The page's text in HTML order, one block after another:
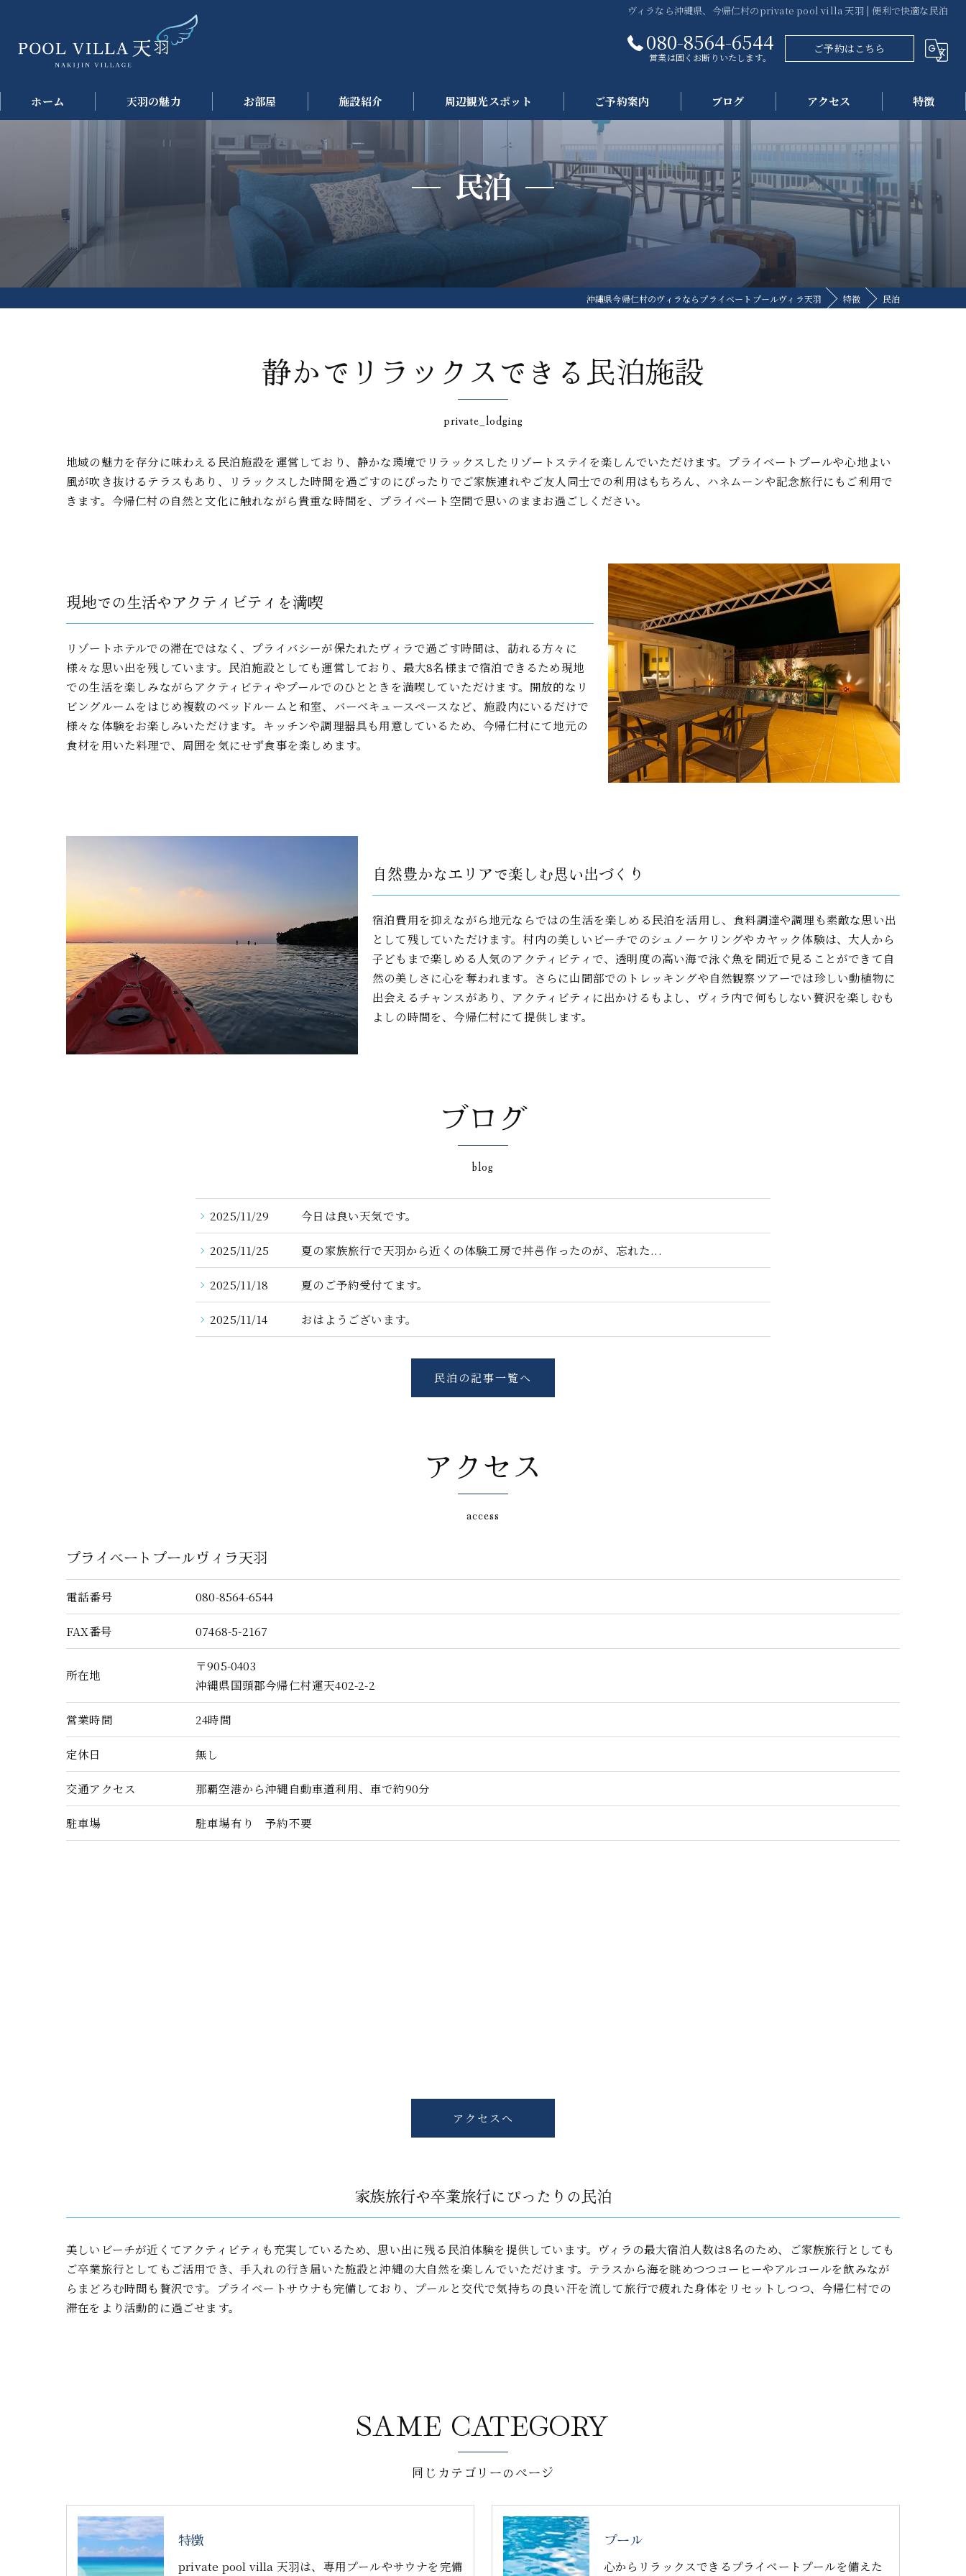
ヴィラなら沖縄県、今帰仁村のprivate pool villa 天羽 | 便利で快適な民泊
080-8564-6544
営業は固くお断りいたします。
ご予約はこちら
ホーム 天羽の魅力 お部屋 施設紹介 周辺観光スポット ご予約案内 ブログ アクセス 特徴
海
観光
民泊
民泊
沖縄県今帰仁村のヴィラならプライベートプールヴィラ天羽 特徴 民泊
静かでリラックスできる民泊施設
private_lodging
地域の魅力を存分に味わえる民泊施設を運営しており、静かな環境でリラックスしたリゾートステイを楽しんでいただけます。プライベートプールや心地よい
風が吹き抜けるテラスもあり、リラックスした時間を過ごすのにぴったりでご家族連れやご友人同士での利用はもちろん、ハネムーンや記念旅行にもご利用で
きます。今帰仁村の自然と文化に触れながら貴重な時間を、プライベート空間で思いのままお過ごしください。
現地での生活やアクティビティを満喫
リゾートホテルでの滞在ではなく、プライバシーが保たれたヴィラで過ごす時間は、訪れる方々に
様々な思い出を残しています。民泊施設としても運営しており、最大8名様まで宿泊できるため現地
での生活を楽しみながらアクティビティやプールでのひとときを満喫していただけます。開放的なリ
ビングルームをはじめ複数のベッドルームと和室、バーベキュースペースなど、施設内にいるだけで
様々な体験をお楽しみいただけます。キッチンや調理器具も用意しているため、今帰仁村にて地元の
食材を用いた料理で、周囲を気にせず食事を楽しめます。
自然豊かなエリアで楽しむ思い出づくり
宿泊費用を抑えながら地元ならではの生活を楽しめる民泊を活用し、食料調達や調理も素敵な思い出
として残していただけます。村内の美しいビーチでのシュノーケリングやカヤック体験は、大人から
子どもまで楽しめる人気のアクティビティで、透明度の高い海で泳ぐ魚を間近で見ることができて自
然の美しさに心を奪われます。さらに山間部でのトレッキングや自然観察ツアーでは珍しい動植物に
出会えるチャンスがあり、アクティビティに出かけるもよし、ヴィラ内で何もしない贅沢を楽しむも
よしの時間を、今帰仁村にて提供します。
ブログ
blog
2025/11/29 今日は良い天気です。
2025/11/25 夏の家族旅行で天羽から近くの体験工房で丼🍜作ったのが、忘れた...
2025/11/18 夏のご予約受付てます。
2025/11/14 おはようございます。
民泊の記事一覧へ
access
アクセス
プライベートプールヴィラ天羽
電話番号 080-8564-6544
FAX番号 07468-5-2167
所在地
〒905-0403
沖縄県国頭郡今帰仁村運天402-2-2
営業時間 24時間
定休日 無し
交通アクセス 那覇空港から沖縄自動車道利用、車で約90分
駐車場 駐車場有り 予約不要
アクセスへ
家族旅行や卒業旅行にぴったりの民泊
美しいビーチが近くてアクティビティも充実しているため、思い出に残る民泊体験を提供しています。ヴィラの最大宿泊人数は8名のため、ご家族旅行としても
ご卒業旅行としてもご活用でき、手入れの行き届いた施設と沖縄の大自然を楽しんでいただけます。テラスから海を眺めつつコーヒーやアルコールを飲みなが
らまどろむ時間も贅沢です。プライベートサウナも完備しており、プールと交代で気持ちの良い汗を流して旅行で疲れた身体をリセットしつつ、今帰仁村での
滞在をより活動的に過ごせます。
同じカテゴリーのページ
SAME CATEGORY
特徴
private pool villa 天羽は、専用プールやサウナを完備
プール
心からリラックスできるプライベートプールを備えた